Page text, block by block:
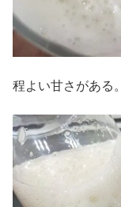
程よい甘さがある。